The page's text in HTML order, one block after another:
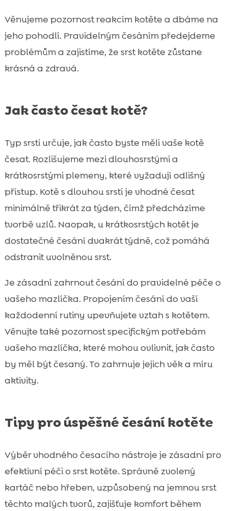
Věnujeme pozornost reakcím kotěte a dbáme na
jeho pohodlí. Pravidelným česáním předejdeme
problémům a zajistíme, že srst kotěte zůstane
krásná a zdravá.
Jak často česat kotě?
Typ srsti určuje, jak často byste měli vaše kotě
česat. Rozlišujeme mezi dlouhosrstými a
krátkosrstými plemeny, které vyžadují odlišný
přístup. Kotě s dlouhou srstí je vhodné česat
minimálně třikrát za týden, čímž předcházíme
tvorbě uzlů. Naopak, u krátkosrstých kotět je
dostatečné česání dvakrát týdně, což pomáhá
odstranit uvolněnou srst.
Je zásadní zahrnout česání do pravidelné péče o
vašeho mazlíčka. Propojením česání do vaší
každodenní rutiny upevňujete vztah s kotětem.
Věnujte také pozornost specifickým potřebám
vašeho mazlíčka, které mohou ovlivnit, jak často
by měl být česaný. To zahrnuje jejich věk a míru
aktivity.
Tipy pro úspěšné česání kotěte
Výběr vhodného česacího nástroje je zásadní pro
efektivní péči o srst kotěte. Správně zvolený
kartáč nebo hřeben, uzpůsobený na jemnou srst
těchto malých tvorů, zajišťuje komfort během